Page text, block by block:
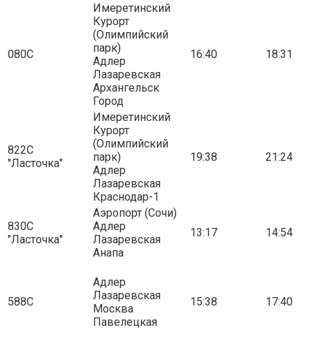
080С
Имеретинский
Курорт
(Олимпийский
парк)
Адлер
Лазаревская
Архангельск
Город
16:40 18:31
822С
"Ласточка"
Имеретинский
Курорт
(Олимпийский
парк)
Адлер
Лазаревская
Краснодар-1
19:38 21:24
830С
"Ласточка"
Аэропорт (Сочи)
Адлер
Лазаревская
Анапа
13:17 14:54
588С
Адлер
Лазаревская
Москва
Павелецкая
15:38 17:40